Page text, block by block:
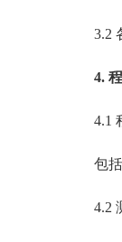
3.2 各
4.
4.1 程
包括程
4.2 测